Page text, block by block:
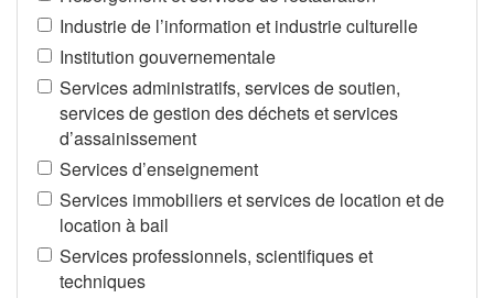
Industrie de l’information et industrie culturelle
Institution gouvernementale
Services administratifs, services de soutien,
services de gestion des déchets et services
d’assainissement
Services d’enseignement
Services immobiliers et services de location et de
location à bail
Services professionnels, scientifiques et
techniques